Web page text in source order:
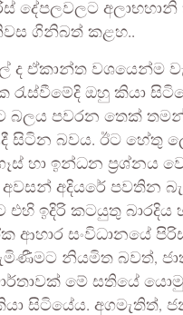
දේපලවලට
ගිනිබත් කළහ..
ද ඒකාන්ත වශයෙන්ම
රැස්වීමේදි ඔහු කියා
පවරන තෙක් තමන්
සිටින බවය. ඊට හේතු
හා ඉන්ධන ප්‍රශ්නය
අදියරේ පවතින
ඉදිරි කටයුතු බාරදිය
ආහාර සංවිධානයේ
නියමිත බවත්,
මේ සතියේ
සිටියේය. අගමැතිත්,